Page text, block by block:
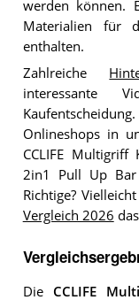
werden können.
Materialien für
enthalten.
Zahlreiche
interessante
Onlineshops in
CCLIFE Multigriff
2in1 Pull Up Bar
Richtige?
Vergleich 2026
Die CCLIFE